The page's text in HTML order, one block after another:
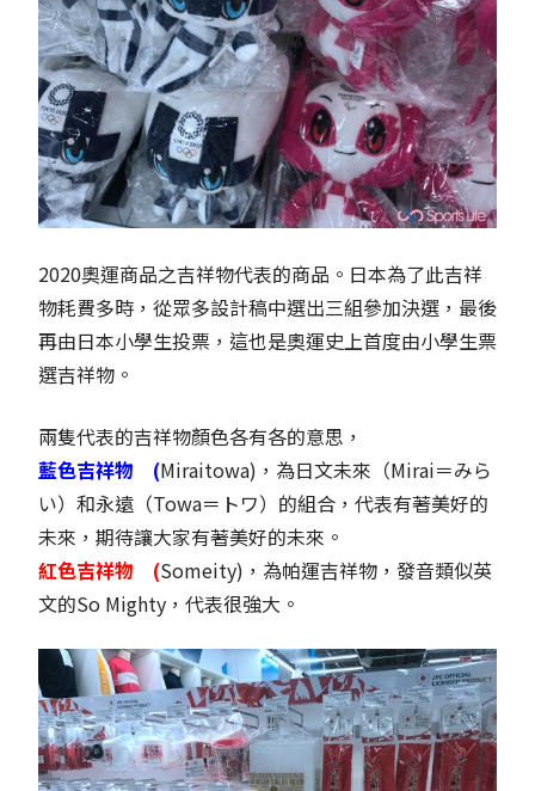
2020奧運商品之吉祥物代表的商品。日本為了此吉祥
物耗費多時，從眾多設計稿中選出三組參加決選，最後
再由日本小學生投票，這也是奧運史上首度由小學生票
選吉祥物。
兩隻代表的吉祥物顏色各有各的意思，
藍色吉祥物 (Miraitowa)，為日文未來（Mirai＝みら
い）和永遠（Towa＝トワ）的組合，代表有著美好的
未來，期待讓大家有著美好的未來。
紅色吉祥物 (Someity)，為帕運吉祥物，發音類似英
文的So Mighty，代表很強大。